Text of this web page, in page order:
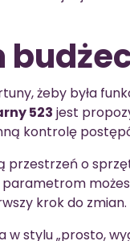
żeby była
523 jest
kontrolę
przestrzeń o
krok do zmian.
w stylu „prosto,